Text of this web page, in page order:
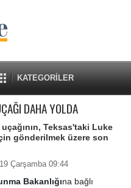
KATEGORİLER
DAHA YOLDA
Teksas'taki Luke
gönderilmek üzere son
Çarşamba 09:44
Bakanlığına bağlı